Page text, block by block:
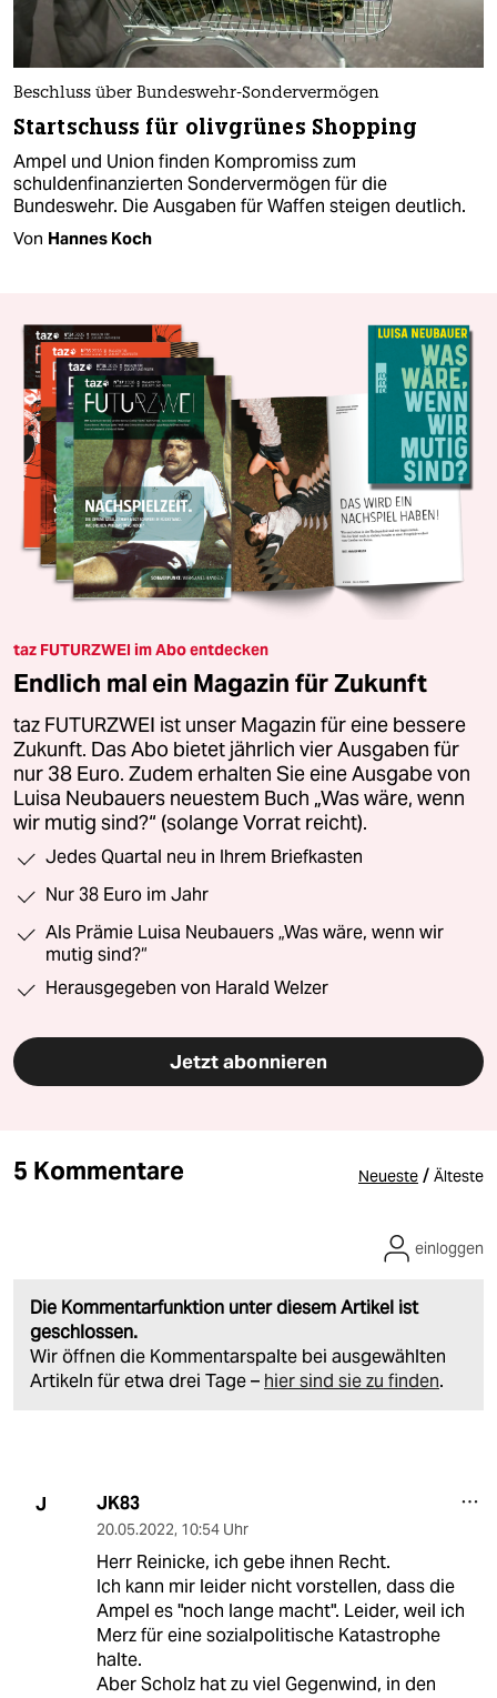
Beschluss über Bundeswehr-Sondervermögen
Startschuss für olivgrünes Shopping
Ampel und Union finden Kompromiss zum
schuldenfinanzierten Sondervermögen für die
Bundeswehr. Die Ausgaben für Waffen steigen deutlich.
Von Hannes Koch
taz FUTURZWEI im Abo entdecken
Endlich mal ein Magazin für Zukunft
taz FUTURZWEI ist unser Magazin für eine bessere
Zukunft. Das Abo bietet jährlich vier Ausgaben für
nur 38 Euro. Zudem erhalten Sie eine Ausgabe von
Luisa Neubauers neuestem Buch „Was wäre, wenn
wir mutig sind?“ (solange Vorrat reicht).
Jedes Quartal neu in Ihrem Briefkasten
Nur 38 Euro im Jahr
Als Prämie Luisa Neubauers „Was wäre, wenn wir
mutig sind?“
Herausgegeben von Harald Welzer
Jetzt abonnieren
5 Kommentare Neueste / Älteste
Die Kommentarfunktion unter diesem Artikel ist
geschlossen.
Wir öffnen die Kommentarspalte bei ausgewählten
Artikeln für etwa drei Tage – hier sind sie zu finden.
einloggen
J JK83
20.05.2022, 10:54 Uhr
Herr Reinicke, ich gebe ihnen Recht.
Ich kann mir leider nicht vorstellen, dass die
Ampel es "noch lange macht". Leider, weil ich
Merz für eine sozialpolitische Katastrophe
halte.
Aber Scholz hat zu viel Gegenwind, in den